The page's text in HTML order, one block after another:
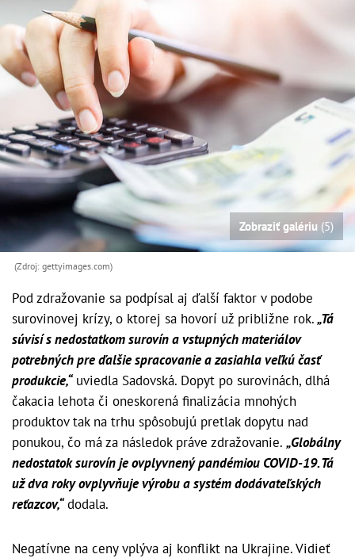
Zobraziť galériu (5)
(Zdroj: gettyimages.com)
Pod zdražovanie sa podpísal aj ďalší faktor v podobe
surovinovej krízy, o ktorej sa hovorí už približne rok.„Tá
súvisí s nedostatkom surovín a vstupných materiálov
potrebných pre ďalšie spracovanie a zasiahla veľkú časť
produkcie,“uviedla Sadovská. Dopyt po surovinách, dlhá
čakacia lehota či oneskorená finalizácia mnohých
produktov tak na trhu spôsobujú pretlak dopytu nad
ponukou, čo má za následok práve zdražovanie. „Globálny
nedostatok surovín je ovplyvnený pandémiou COVID-19. Tá
už dva roky ovplyvňuje výrobu a systém dodávateľských
reťazcov,“dodala.
Negatívne na ceny vplýva aj konflikt na Ukrajine. Vidieť